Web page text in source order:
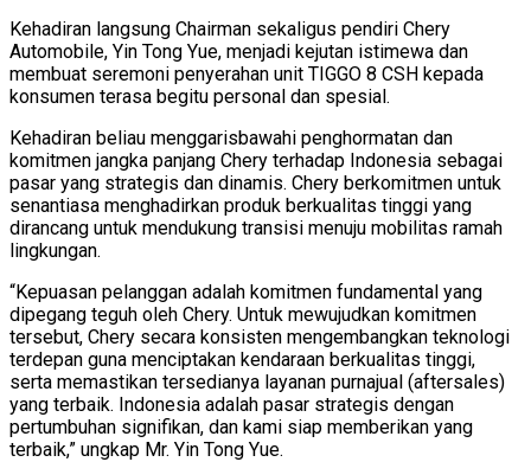
Kehadiran langsung Chairman sekaligus pendiri Chery
Automobile, Yin Tong Yue, menjadi kejutan istimewa dan
membuat seremoni penyerahan unit TIGGO 8 CSH kepada
konsumen terasa begitu personal dan spesial.
Kehadiran beliau menggarisbawahi penghormatan dan
komitmen jangka panjang Chery terhadap Indonesia sebagai
pasar yang strategis dan dinamis. Chery berkomitmen untuk
senantiasa menghadirkan produk berkualitas tinggi yang
dirancang untuk mendukung transisi menuju mobilitas ramah
lingkungan.
“Kepuasan pelanggan adalah komitmen fundamental yang
dipegang teguh oleh Chery. Untuk mewujudkan komitmen
tersebut, Chery secara konsisten mengembangkan teknologi
terdepan guna menciptakan kendaraan berkualitas tinggi,
serta memastikan tersedianya layanan purnajual (aftersales)
yang terbaik. Indonesia adalah pasar strategis dengan
pertumbuhan signifikan, dan kami siap memberikan yang
terbaik,” ungkap Mr. Yin Tong Yue.